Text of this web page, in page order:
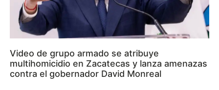
Video de grupo armado se atribuye
multihomicidio en Zacatecas y lanza amenazas
contra el gobernador David Monreal